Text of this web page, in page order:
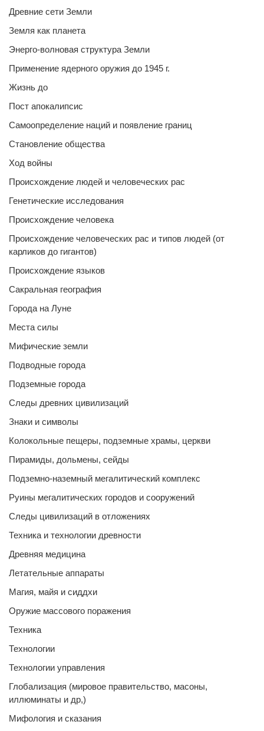
Древние сети Земли
Земля как планета
Энерго-волновая структура Земли
Применение ядерного оружия до 1945 г.
Жизнь до
Пост апокалипсис
Самоопределение наций и появление границ
Становление общества
Ход войны
Происхождение людей и человеческих рас
Генетические исследования
Происхождение человека
Происхождение человеческих рас и типов людей (от
карликов до гигантов)
Происхождение языков
Сакральная география
Города на Луне
Места силы
Мифические земли
Подводные города
Подземные города
Следы древних цивилизаций
Знаки и символы
Колокольные пещеры, подземные храмы, церкви
Пирамиды, дольмены, сейды
Подземно-наземный мегалитический комплекс
Руины мегалитических городов и сооружений
Следы цивилизаций в отложениях
Техника и технологии древности
Древняя медицина
Летательные аппараты
Магия, майя и сиддхи
Оружие массового поражения
Техника
Технологии
Технологии управления
Глобализация (мировое правительство, масоны,
иллюминаты и др,)
Мифология и сказания